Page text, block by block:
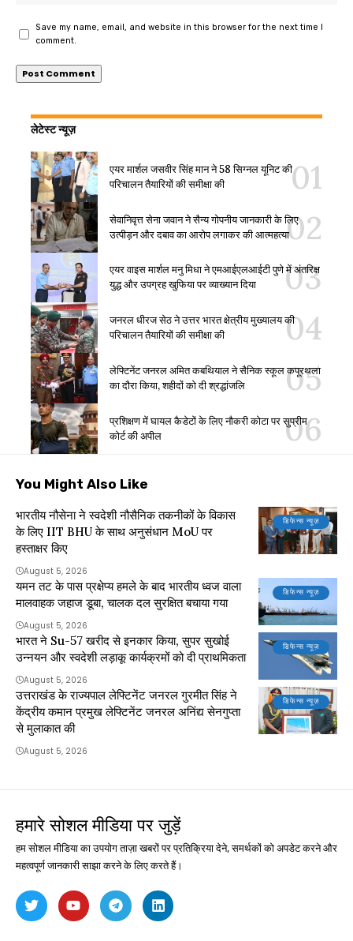
Save my name, email, and website in this browser for the next time I
comment.
लेटेस्ट न्यूज़
एयर मार्शल जसवीर सिंह मान ने 58 सिग्नल यूनिट की
परिचालन तैयारियों की समीक्षा की
सेवानिवृत्त सेना जवान ने सैन्य गोपनीय जानकारी के लिए
उत्पीड़न और दबाव का आरोप लगाकर की आत्महत्या
एयर वाइस मार्शल मनु मिधा ने एमआईएलआईटी पुणे में अंतरिक्ष
युद्ध और उपग्रह खुफिया पर व्याख्यान दिया
जनरल धीरज सेठ ने उत्तर भारत क्षेत्रीय मुख्यालय की
परिचालन तैयारियों की समीक्षा की
लेफ्टिनेंट जनरल अमित कबथियाल ने सैनिक स्कूल कपूरथला
का दौरा किया, शहीदों को दी श्रद्धांजलि
प्रशिक्षण में घायल कैडेटों के लिए नौकरी कोटा पर सुप्रीम
कोर्ट की अपील
You Might Also Like
डिफेन्स न्यूज़
भारतीय नौसेना ने स्वदेशी नौसैनिक तकनीकों के विकास
के लिए IIT BHU के साथ अनुसंधान MoU पर
हस्ताक्षर किए
August 5, 2026
डिफेन्स न्यूज़
यमन तट के पास प्रक्षेप्य हमले के बाद भारतीय ध्वज वाला
मालवाहक जहाज डूबा, चालक दल सुरक्षित बचाया गया
August 5, 2026
डिफेन्स न्यूज़
भारत ने Su-57 खरीद से इनकार किया, सुपर सुखोई
उन्नयन और स्वदेशी लड़ाकू कार्यक्रमों को दी प्राथमिकता
August 5, 2026
डिफेन्स न्यूज़
उत्तराखंड के राज्यपाल लेफ्टिनेंट जनरल गुरमीत सिंह ने
केंद्रीय कमान प्रमुख लेफ्टिनेंट जनरल अनिंद्य सेनगुप्ता
से मुलाकात की
August 5, 2026
हमारे सोशल मीडिया पर जुड़ें
हम सोशल मीडिया का उपयोग ताज़ा खबरों पर प्रतिक्रिया देने, समर्थकों को अपडेट करने और
महत्वपूर्ण जानकारी साझा करने के लिए करते हैं।